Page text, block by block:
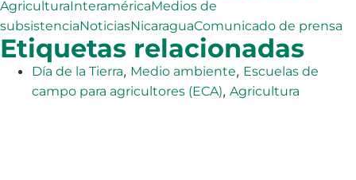
AgriculturaInteraméricaMedios de
subsistenciaNoticiasNicaraguaComunicado de prensa
Etiquetas relacionadas
Día de la Tierra, Medio ambiente, Escuelas de
campo para agricultores (ECA), Agricultura